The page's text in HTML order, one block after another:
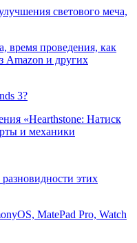
светового меча,
время проведения, как
Amazon и других
3?
«Hearthstone: Натиск
и механики
этих
MatePad Pro, Watch